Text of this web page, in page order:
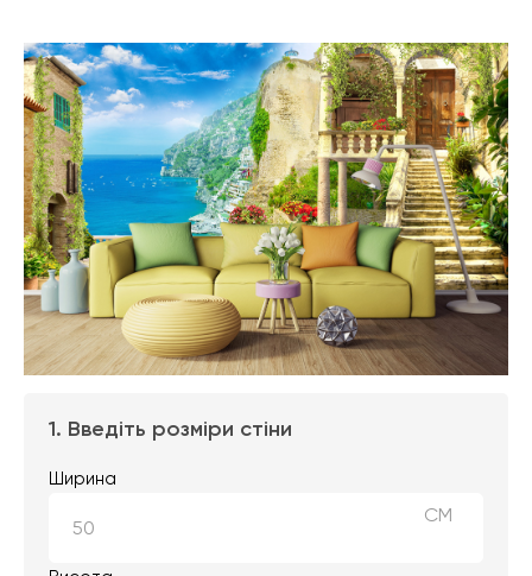
1. Введіть розміри стіни
Ширина
СМ